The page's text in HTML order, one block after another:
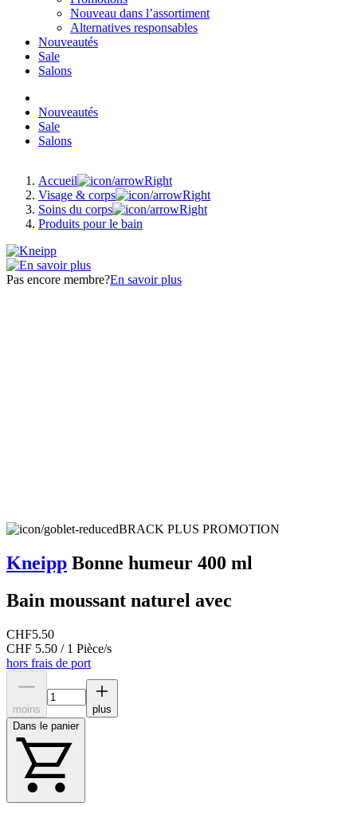
Nouveau dans l’assortiment
Alternatives responsables
Nouveautés
Sale
Salons
Nouveautés
Sale
Salons
Accueil
Visage & corps
Soins du corps
Produits pour le bain
Pas encore membre?En savoir plus
BRACK PLUS PROMOTION
Kneipp Bonne humeur 400 ml
Bain moussant naturel avec
CHF5.50
CHF 5.50 / 1 Pièce/s
hors frais de port
moins
plus
Dans le panier